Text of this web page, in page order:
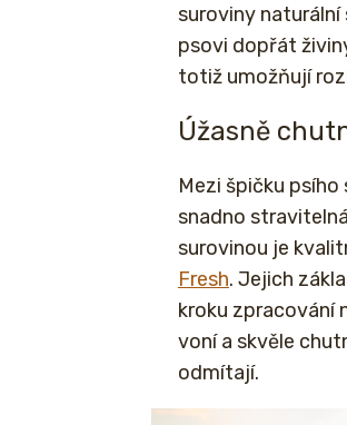
suroviny naturální
psovi dopřát
totiž umožňují
Úžasně
Mezi špičku
snadno
surovinou je
Fresh. Jejich
kroku zpracování
voní a skvěle
odmítají.